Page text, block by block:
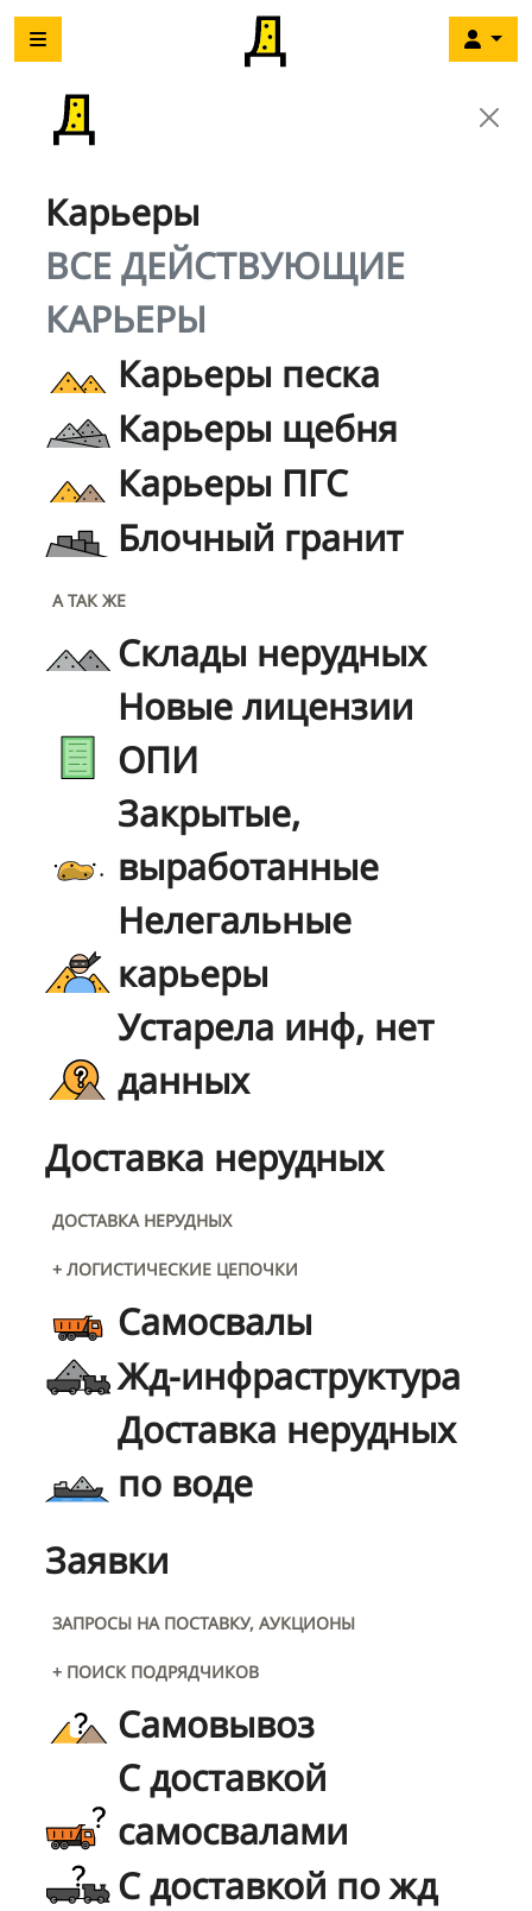
Карьеры
ВСЕ ДЕЙСТВУЮЩИЕ
КАРЬЕРЫ
Карьеры песка
Карьеры щебня
Карьеры ПГС
Блочный гранит
А ТАК ЖЕ
Склады нерудных
Новые лицензии
ОПИ
Закрытые,
выработанные
Нелегальные
карьеры
Устарела инф, нет
данных
Доставка нерудных
ДОСТАВКА НЕРУДНЫХ
+ ЛОГИСТИЧЕСКИЕ ЦЕПОЧКИ
Самосвалы
Жд-инфраструктура
Доставка нерудных
по воде
Заявки
ЗАПРОСЫ НА ПОСТАВКУ, АУКЦИОНЫ
+ ПОИСК ПОДРЯДЧИКОВ
Самовывоз
С доставкой
самосвалами
С доставкой по жд